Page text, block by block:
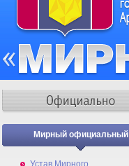
Мирный официальный
Устав Мирного